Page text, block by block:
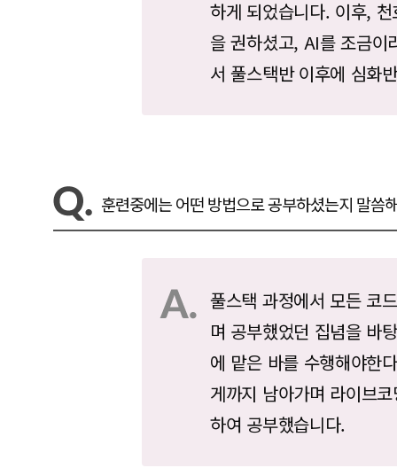
하게 되었습니다. 이후,
을 권하셨고, AI를 조금이
서 풀스택반 이후에 심화
훈련중에는 어떤 방법으로 공부하셨는지 말씀
풀스택 과정에서 모든 코
며 공부했었던 집념을 바
에 맡은 바를 수행해야한
게까지 남아가며 라이브
하여 공부했습니다.